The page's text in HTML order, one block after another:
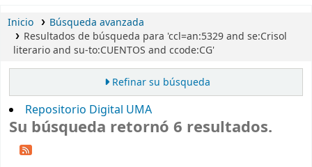
Inicio
Búsqueda avanzada
Resultados de búsqueda para 'ccl=an:5329 and se:Crisol
literario and su-to:CUENTOS and ccode:CG'
Refinar su búsqueda
Repositorio Digital UMA
Su búsqueda retornó 6 resultados.